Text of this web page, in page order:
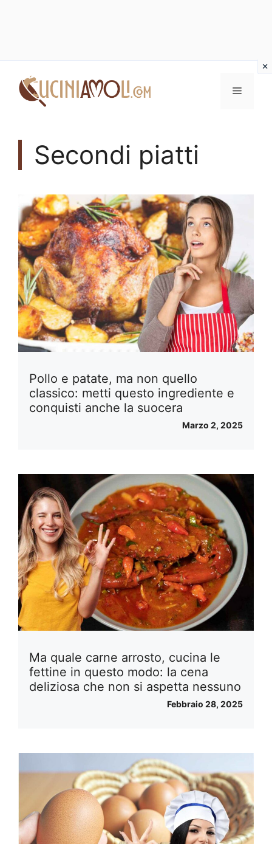
contenuto
Menu
Secondi piatti
Pollo e patate, ma non quello
classico: metti questo ingrediente e
conquisti anche la suocera
Marzo 2, 2025
Ma quale carne arrosto, cucina le
fettine in questo modo: la cena
deliziosa che non si aspetta nessuno
Febbraio 28, 2025